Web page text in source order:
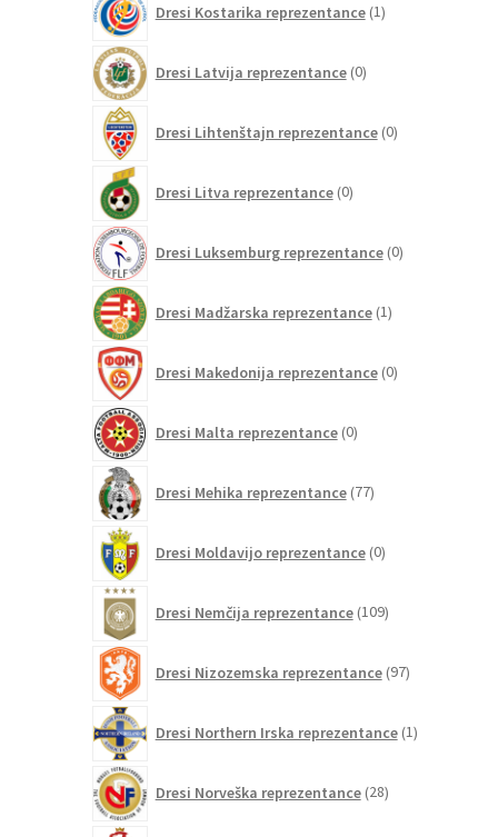
Dresi Kostarika reprezentance 1izdelek
Dresi Latvija reprezentance 0izdelkov
Dresi Lihtenštajn reprezentance 0izdelkov
Dresi Litva reprezentance 0izdelkov
Dresi Luksemburg reprezentance 0izdelkov
Dresi Madžarska reprezentance 1izdelek
Dresi Makedonija reprezentance 0izdelkov
Dresi Malta reprezentance 0izdelkov
Dresi Mehika reprezentance 77izdelkov
Dresi Moldavijo reprezentance 0izdelkov
Dresi Nemčija reprezentance 109izdelkov
Dresi Nizozemska reprezentance 97izdelkov
Dresi Northern Irska reprezentance 1izdelek
Dresi Norveška reprezentance 28izdelkov